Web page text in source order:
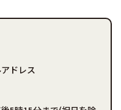
ドレス